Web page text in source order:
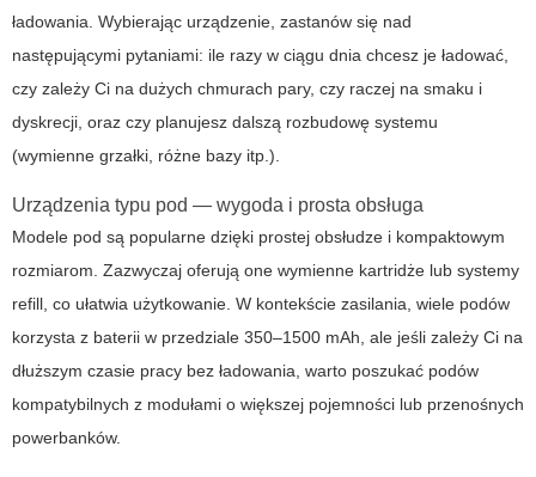
ładowania. Wybierając urządzenie, zastanów się nad
następującymi pytaniami: ile razy w ciągu dnia chcesz je ładować,
czy zależy Ci na dużych chmurach pary, czy raczej na smaku i
dyskrecji, oraz czy planujesz dalszą rozbudowę systemu
(wymienne grzałki, różne bazy itp.).
Urządzenia typu pod — wygoda i prosta obsługa
Modele pod są popularne dzięki prostej obsłudze i kompaktowym
rozmiarom. Zazwyczaj oferują one wymienne kartridże lub systemy
refill, co ułatwia użytkowanie. W kontekście zasilania, wiele podów
korzysta z baterii w przedziale 350–1500 mAh, ale jeśli zależy Ci na
dłuższym czasie pracy bez ładowania, warto poszukać podów
kompatybilnych z modułami o większej pojemności lub przenośnych
powerbanków.